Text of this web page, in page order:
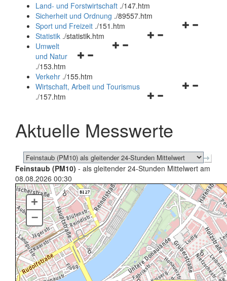
und
schließen
Land- und Forstwirtschaft ./147.htm
Sicherheit und Ordnung ./89557.htm
Navigationsmenü
Sport und Freizeit ./151.htm
Navigationsmenü
Statistik ./statistik.htm
Navigationsmenü
und
schließen
Umwelt
und Natur
./153.htm
Verkehr ./155.htm
Navigationsmenü
schließen
Wirtschaft, Arbeit und Tourismus
./157.htm
Aktuelle Messwerte
Feinstaub (PM10) - als gleitender 24-Stunden Mittelwert am
08.08.2026 00:30
+
–